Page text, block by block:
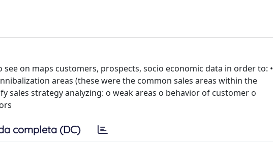
on maps customers, prospects, socio economic data in order to: •
areas (these were the common sales areas within the
sales strategy analyzing: o weak areas o behavior of customer o
completa (DC)